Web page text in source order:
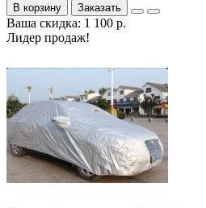
В корзину Заказать
Ваша скидка: 1 100 р.
Лидер продаж!